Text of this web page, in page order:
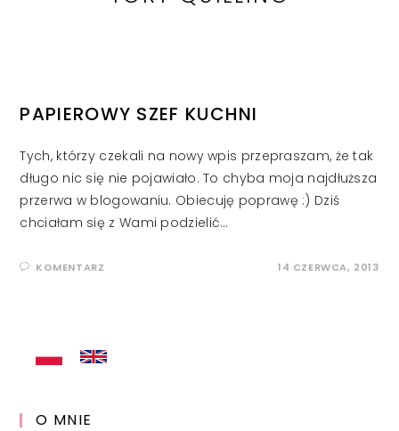
PAPIEROWY SZEF KUCHNI
Tych, którzy czekali na nowy wpis przepraszam, że tak
długo nic się nie pojawiało. To chyba moja najdłuższa
przerwa w blogowaniu. Obiecuję poprawę :) Dziś
chciałam się z Wami podzielić…
KOMENTARZ 14 CZERWCA, 2013
O MNIE